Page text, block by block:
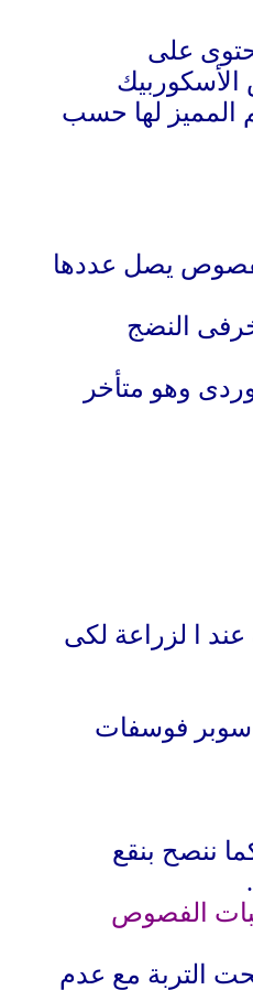
على
الأسكوربيك
المميز لها حسب
يصل عددها
النضج
وهو متأخر
لزراعة لكى
البلدى قبل الحرثة الأخيرة +100كجم كبريت زراعى +150كجم سوبر فوسفات
ننصح بنقع
.
الفصوص
تحت التربة مع عدم